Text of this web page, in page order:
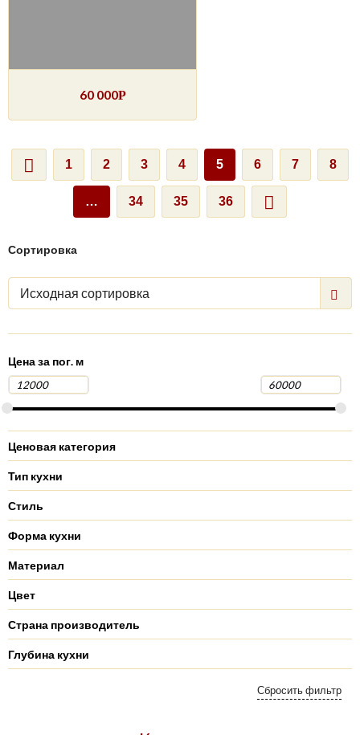
60 000Р
1 2 3 4 5 6 7 8
… 34 35 36
Сортировка
Исходная сортировка
Цена за пог. м
Ценовая категория
Тип кухни
Стиль
Форма кухни
Материал
Цвет
Страна производитель
Глубина кухни